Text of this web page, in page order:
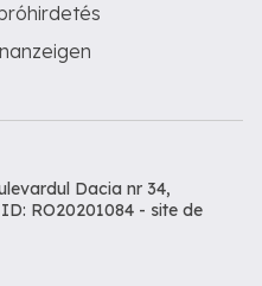
Dacia nr 34,
RO20201084 - site de